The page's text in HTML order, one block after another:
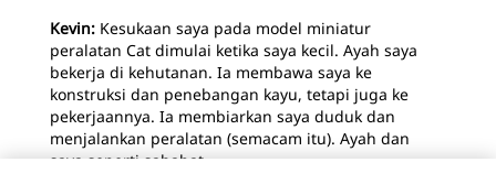
Kevin: Kesukaan saya pada model miniatur
peralatan Cat dimulai ketika saya kecil. Ayah saya
bekerja di kehutanan. Ia membawa saya ke
konstruksi dan penebangan kayu, tetapi juga ke
pekerjaannya. Ia membiarkan saya duduk dan
menjalankan peralatan (semacam itu). Ayah dan
saya seperti sahabat.